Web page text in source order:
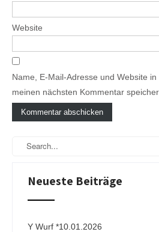
Website
Name, E-Mail-Adresse und Website
meinen nächsten Kommentar
Neueste Beiträge
Y Wurf *10.01.2026